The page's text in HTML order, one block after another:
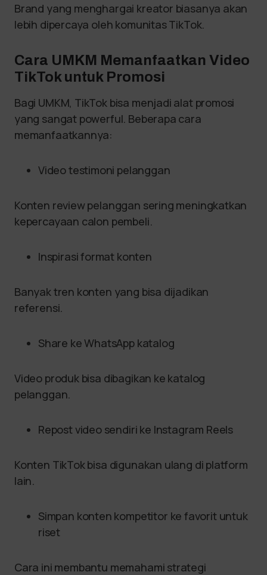
Brand yang menghargai kreator biasanya akan
lebih dipercaya oleh komunitas TikTok.
Cara UMKM Memanfaatkan Video
TikTok untuk Promosi
Bagi UMKM, TikTok bisa menjadi alat promosi
yang sangat powerful. Beberapa cara
memanfaatkannya:
Video testimoni pelanggan
Konten review pelanggan sering meningkatkan
kepercayaan calon pembeli.
Inspirasi format konten
Banyak tren konten yang bisa dijadikan
referensi.
Share ke WhatsApp katalog
Video produk bisa dibagikan ke katalog
pelanggan.
Repost video sendiri ke Instagram Reels
Konten TikTok bisa digunakan ulang di platform
lain.
Simpan konten kompetitor ke favorit untuk
riset
Cara ini membantu memahami strategi